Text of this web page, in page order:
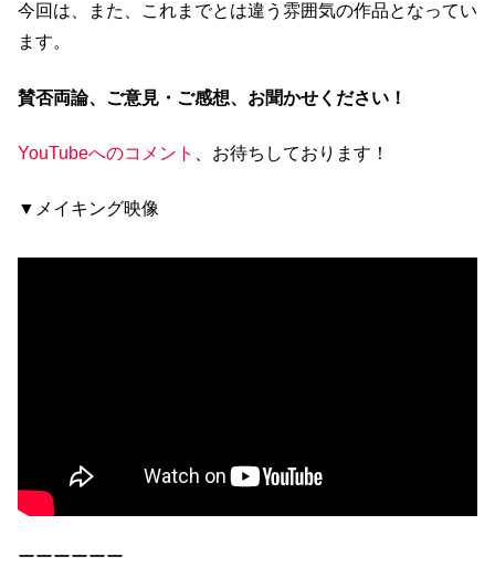
今回は、また、これまでとは違う雰囲気の作品となってい
ます。
賛否両論、ご意見・ご感想、お聞かせください！
YouTubeへのコメント 、お待ちしております！
▼メイキング映像
ーーーーーー